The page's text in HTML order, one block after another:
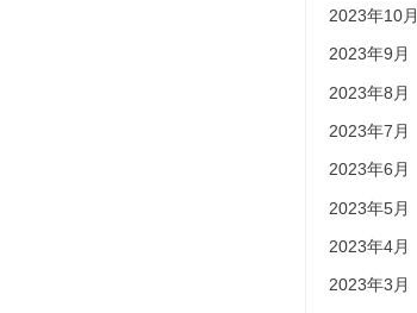
2023年10月
2023年9月
2023年8月
2023年7月
2023年6月
2023年5月
2023年4月
2023年3月